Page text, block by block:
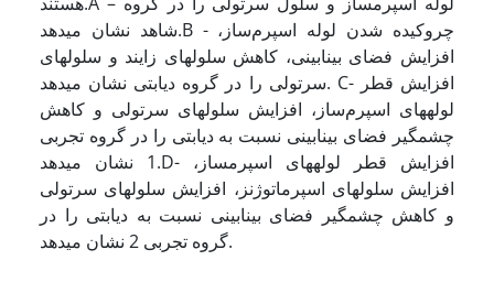
شاهد نشان می­دهد.B - چروکیده شدن لوله اسپرم‌ساز،
افزایش فضای بینابینی، کاهش سلول­های زایند و سلول­های
سرتولی را در گروه دیابتی نشان می­دهد. C- افزایش قطر
لوله­های اسپرم‌ساز، افزایش سلول­های سرتولی و کاهش
چشمگیر فضای بینابینی نسبت به دیابتی را در گروه تجربی
1 نشان می­دهد.D- افزایش قطر لوله­های اسپرم­ساز،
افزایش سلول­های اسپرماتوژنز، افزایش سلول­های سرتولی
و کاهش چشمگیر فضای بینابینی نسبت به دیابتی را در
گروه تجربی 2 نشان می­دهد.